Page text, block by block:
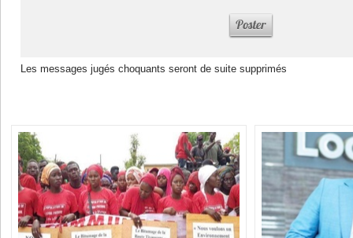
Les messages jugés choquants seront de suite supprimés